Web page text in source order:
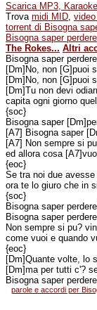
Scarica MP3,
Trova midi MID,
torrent di Bisogna
Bisogna saper perdere
The Rokes... Altri
Bisogna saper
[Dm]No, non [G]puoi
[Dm]No, non [G]puoi
[Dm]Tu non devi
capita ogni giorno
{soc}
Bisogna saper
[A7] Bisogna saper
[A7] Non sempre si
ed allora cosa
{eoc}
Se tra noi due
ora te lo giuro che in
{soc}
Bisogna saper
Bisogna saper
Non sempre si pu?
come vuoi e quando
{eoc}
[Dm]Quante volte, lo
[Dm]ma per tutti c'?
Bisogna saper
parole e accordi per